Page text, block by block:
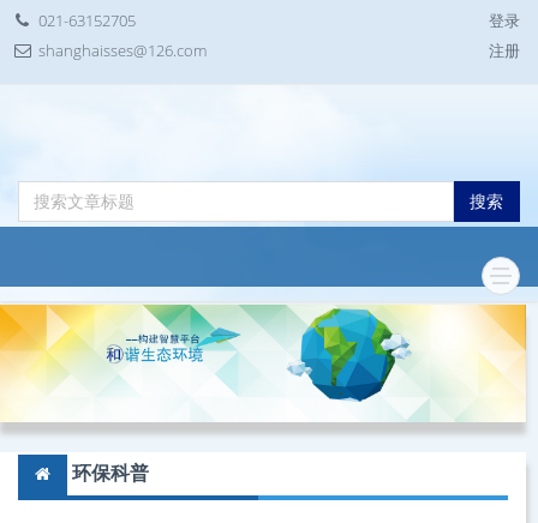
021-63152705
shanghaisses@126.com
登录
注册
搜索
环保科普